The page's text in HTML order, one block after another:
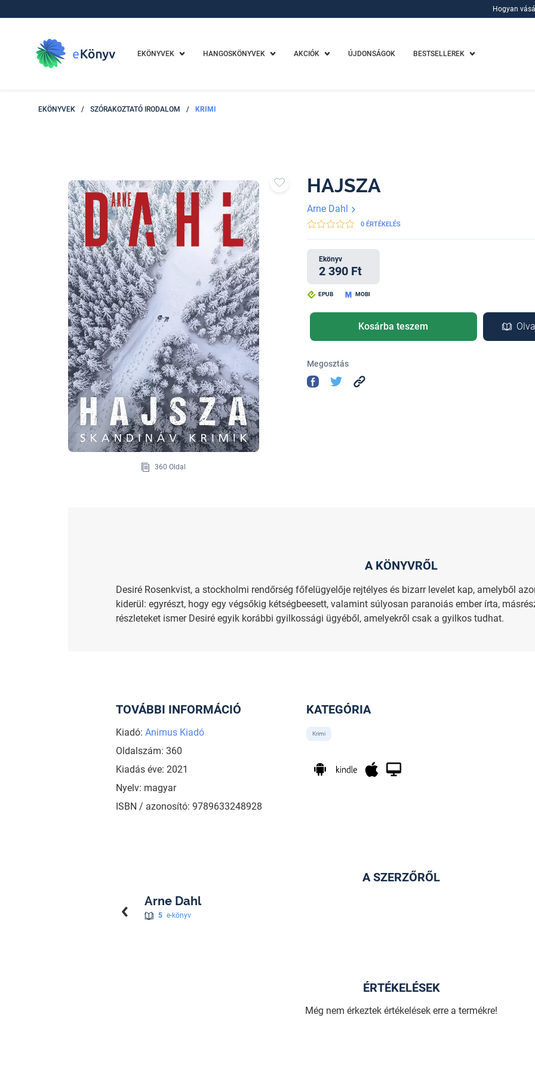
Hogyan
EKÖNYVEK HANGOSKÖNYVEK AKCIÓK ÚJDONSÁGOK BESTSELLEREK
EKÖNYVEK / SZÓRAKOZTATÓ IRODALOM / KRIMI
360 Oldal
HAJSZA
Arne Dahl
0 ÉRTÉKELÉS
Ekönyv
2 390 Ft
EPUB MOBI
Kosárba teszem
Megosztás
A KÖNYVRŐL
Desiré Rosenkvist, a stockholmi rendőrség főfelügyelője rejtélyes és bizarr levelet kap, amelyből
kiderül: egyrészt, hogy egy végsőkig kétségbeesett, valamint súlyosan paranoiás ember írta,
részleteket ismer Desiré egyik korábbi gyilkossági ügyéből, amelyekről csak a gyilkos tudhat.
TOVÁBBI INFORMÁCIÓ
Kiadó: Animus Kiadó
Oldalszám: 360
Kiadás éve: 2021
Nyelv: magyar
ISBN / azonosító: 9789633248928
KATEGÓRIA
Krimi
A SZERZŐRŐL
Arne Dahl
5 e-könyv
ÉRTÉKELÉSEK
Még nem érkeztek értékelések erre a termékre!